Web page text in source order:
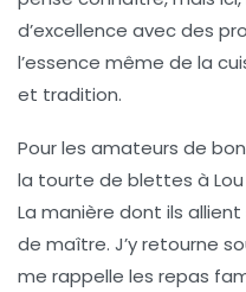
d’excellence avec des
l’essence même de la
et tradition.
Pour les amateurs de
la tourte de blettes à
La manière dont ils
de maître. J’y retourne
me rappelle les repas